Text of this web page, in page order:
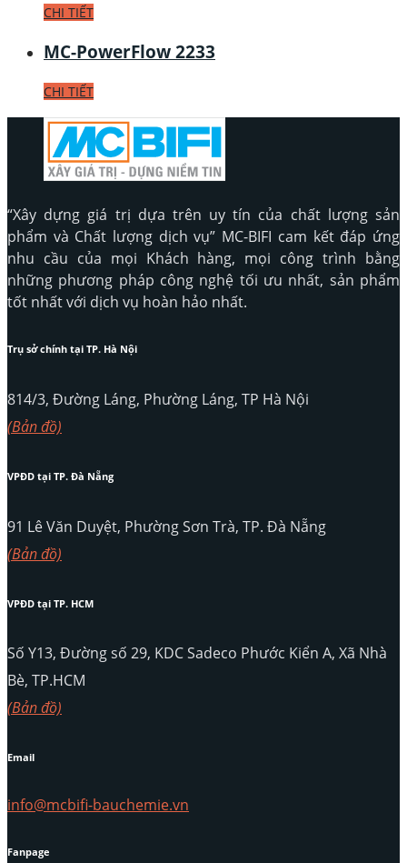
CHI TIẾT
MC-PowerFlow 2233
CHI TIẾT
“Xây dựng giá trị dựa trên uy tín của chất lượng sản
phẩm và Chất lượng dịch vụ” MC-BIFI cam kết đáp ứng
nhu cầu của mọi Khách hàng, mọi công trình bằng
những phương pháp công nghệ tối ưu nhất, sản phẩm
tốt nhất với dịch vụ hoàn hảo nhất.
Trụ sở chính tại TP. Hà Nội
814/3, Đường Láng, Phường Láng, TP Hà Nội
(Bản đồ)
VPĐD tại TP. Đà Nẵng
91 Lê Văn Duyệt, Phường Sơn Trà, TP. Đà Nẵng
(Bản đồ)
VPĐD tại TP. HCM
Số Y13, Đường số 29, KDC Sadeco Phước Kiển A, Xã Nhà
Bè, TP.HCM
(Bản đồ)
Email
info@mcbifi-bauchemie.vn
Fanpage